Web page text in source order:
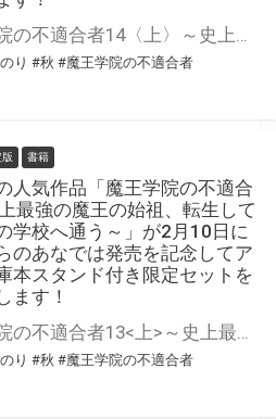
『魔王学院の不適合者14〈上〉～史上最強の魔王の始祖、転生して子孫たちの学校へ通う～』が9月8日(金)に発売！ とらのあなでは発売を記念して「アクリルプレート付き」限定セットを発売いたします。 是非この機会にお買い求めください！
り #秋 #魔王学院の不適合者
書籍
人気作品「魔王学院の不適合
最強の魔王の始祖、転生して
学校へ通う～」が2月10日に
のあなでは発売を記念してア
本スタンド付き限定セットを
ます！
『魔王学院の不適合者13<上>～史上最強の魔王の始祖、転生して子孫たちの学校へ通う～』が2月10日(金)に発売！ とらのあなでは発売を記念して「アクリル文庫本スタンド」付き限定セットを発売いたします。 是非この機会にお買い求めください！
り #秋 #魔王学院の不適合者